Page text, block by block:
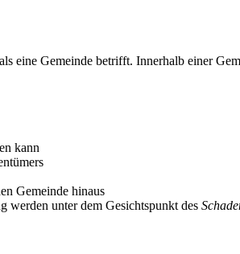
eine Gemeinde betrifft. Innerhalb einer
kann
Gemeinde hinaus
werden unter dem Gesichtspunkt des